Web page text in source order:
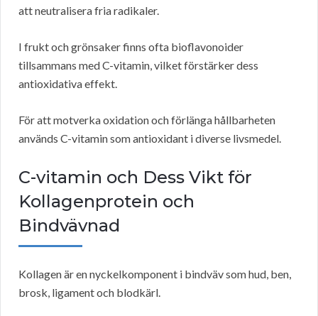
att neutralisera fria radikaler.
I frukt och grönsaker finns ofta bioflavonoider
tillsammans med C-vitamin, vilket förstärker dess
antioxidativa effekt.
För att motverka oxidation och förlänga hållbarheten
används C-vitamin som antioxidant i diverse livsmedel.
C-vitamin och Dess Vikt för
Kollagenprotein och
Bindvävnad
Kollagen är en nyckelkomponent i bindväv som hud, ben,
brosk, ligament och blodkärl.